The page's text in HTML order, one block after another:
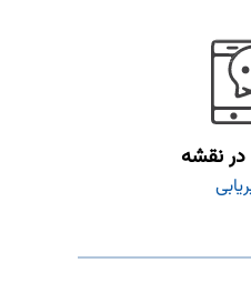
نقشه